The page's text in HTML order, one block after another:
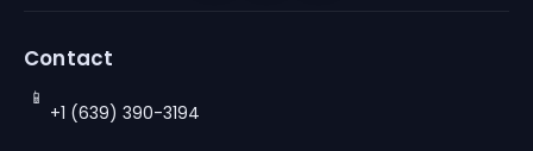
Contact
📱
+1 (639) 390-3194